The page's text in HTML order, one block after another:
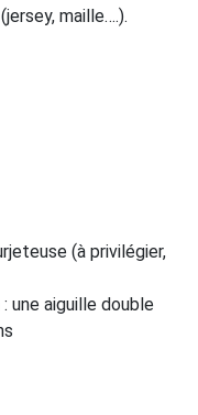
maille….).
(à privilégier,
une aiguille double